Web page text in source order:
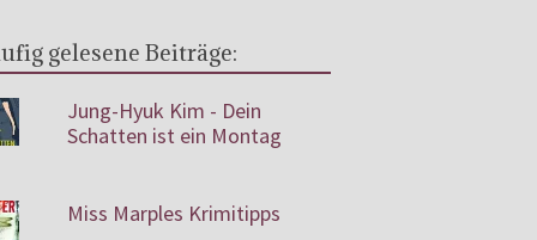
gelesene Beiträge:
Jung-Hyuk Kim - Dein
Schatten ist ein Montag
Miss Marples Krimitipps